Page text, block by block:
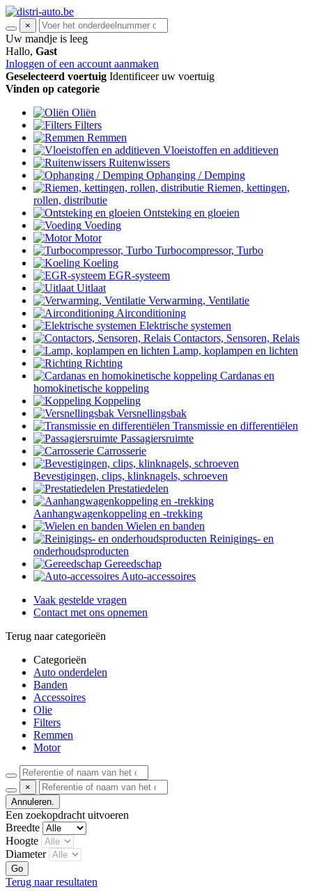
×
Uw mandje is leeg
Hallo, Gast
Inloggen of een account aanmaken
Geselecteerd voertuig Identificeer uw voertuig
Vinden op categorie
Oliën
Filters
Remmen
Vloeistoffen en additieven
Ruitenwissers
Ophanging / Demping
Riemen, kettingen,
rollen, distributie
Ontsteking en gloeien
Voeding
Motor
Turbocompressor, Turbo
Koeling
EGR-systeem
Uitlaat
Verwarming, Ventilatie
Airconditioning
Elektrische systemen
Contactors, Sensoren, Relais
Lamp, koplampen en lichten
Richting
Cardanas en
homokinetische koppeling
Koppeling
Versnellingsbak
Transmissie en differentiëlen
Passagiersruimte
Carrosserie
Bevestigingen, clips, klinknagels, schroeven
Prestatiedelen
Aanhangwagenkoppeling en -trekking
Wielen en banden
Reinigings- en
onderhoudsproducten
Gereedschap
Auto-accessoires
Vaak gestelde vragen
Contact met ons opnemen
Terug naar categorieën
Categorieën
Auto onderdelen
Banden
Accessoires
Olie
Filters
Remmen
Motor
×
Annuleren.
Een zoekopdracht uitvoeren
Breedte
Hoogte
Diameter
Go
Terug naar resultaten